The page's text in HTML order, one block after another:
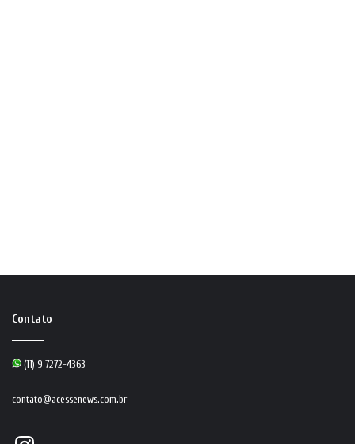
Contato
(11) 9 7272-4363
contato@acessenews.com.br
Instagram